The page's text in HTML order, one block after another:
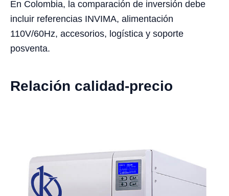
En Colombia, la comparación de inversión debe
incluir referencias INVIMA, alimentación
110V/60Hz, accesorios, logística y soporte
posventa.
Relación calidad-precio